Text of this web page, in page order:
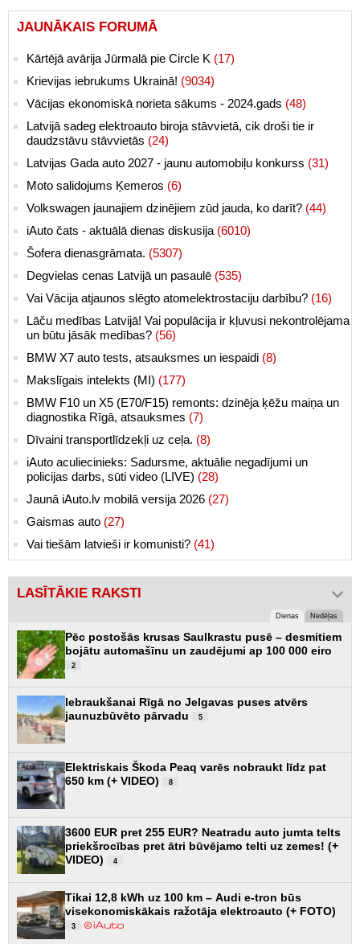
JAUNĀKAIS FORUMĀ
Kārtējā avārija Jūrmalā pie Circle K (17)
Krievijas iebrukums Ukrainā! (9034)
Vācijas ekonomiskā norieta sākums - 2024.gads (48)
Latvijā sadeg elektroauto biroja stāvvietā, cik droši tie ir
daudzstāvu stāvvietās (24)
Latvijas Gada auto 2027 - jaunu automobiļu konkurss (31)
Moto salidojums Ķemeros (6)
Volkswagen jaunajiem dzinējiem zūd jauda, ko darīt? (44)
iAuto čats - aktuālā dienas diskusija (6010)
Šofera dienasgrāmata. (5307)
Degvielas cenas Latvijā un pasaulē (535)
Vai Vācija atjaunos slēgto atomelektrostaciju darbību? (16)
Lāču medības Latvijā! Vai populācija ir kļuvusi nekontrolējama
un būtu jāsāk medības? (56)
BMW X7 auto tests, atsauksmes un iespaidi (8)
Makslīgais intelekts (MI) (177)
BMW F10 un X5 (E70/F15) remonts: dzinēja ķēžu maiņa un
diagnostika Rīgā, atsauksmes (7)
Dīvaini transportlīdzekļi uz ceļa. (8)
iAuto aculiecinieks: Sadursme, aktuālie negadījumi un
policijas darbs, sūti video (LIVE) (28)
Jaunā iAuto.lv mobilā versija 2026 (27)
Gaismas auto (27)
Vai tiešām latvieši ir komunisti? (41)
LASĪTĀKIE RAKSTI
Dienas Nedēļas
Pēc postošās krusas Saulkrastu pusē – desmitiem
bojātu automašīnu un zaudējumi ap 100 000 eiro
2
Iebraukšanai Rīgā no Jelgavas puses atvērs
jaunuzbūvēto pārvadu
5
Elektriskais Škoda Peaq varēs nobraukt līdz pat
650 km (+ VIDEO)
8
3600 EUR pret 255 EUR? Neatradu auto jumta telts
priekšrocības pret ātri būvējamo telti uz zemes! (+
VIDEO)
4
Tikai 12,8 kWh uz 100 km – Audi e-tron būs
visekonomiskākais ražotāja elektroauto (+ FOTO)
3